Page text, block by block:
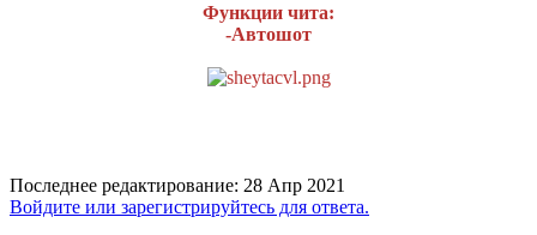
Функции чита:
-Автошот
Последнее редактирование: 28 Апр 2021
Войдите или зарегистрируйтесь для ответа.